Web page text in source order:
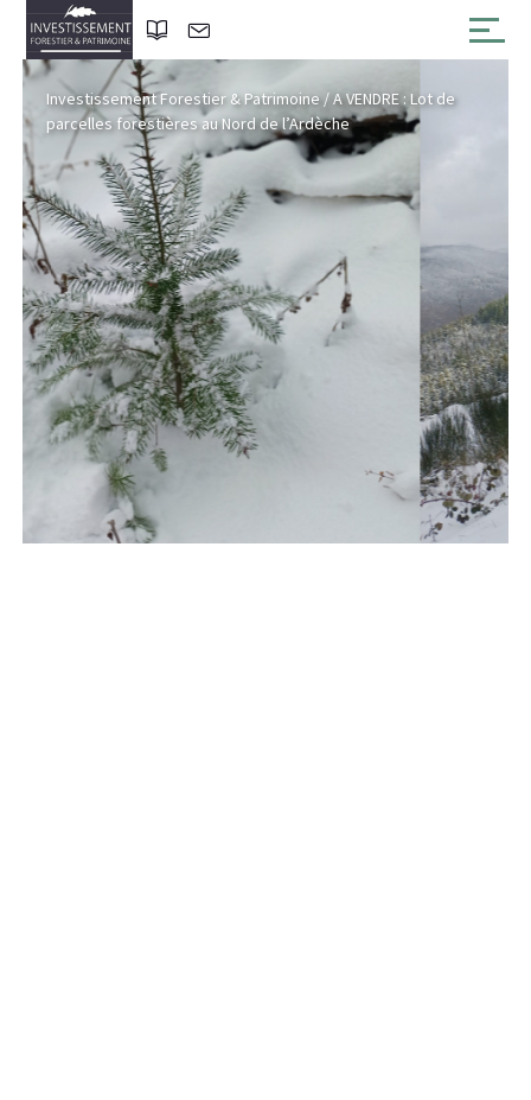
Investissement Forestier & Patrimoine/A VENDRE : Lot de
parcelles forestières au Nord de l’Ardèche